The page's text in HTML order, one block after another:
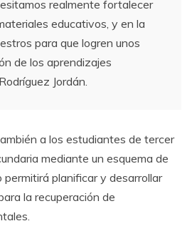
realmente fortalecer
educativos, y en la
para que logren unos
de los aprendizajes
Jordán.
a los estudiantes de tercer
mediante un esquema de
permitirá planificar y desarrollar
la recuperación de